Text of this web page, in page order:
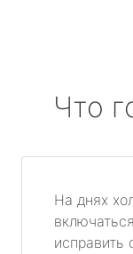
Что
На днях